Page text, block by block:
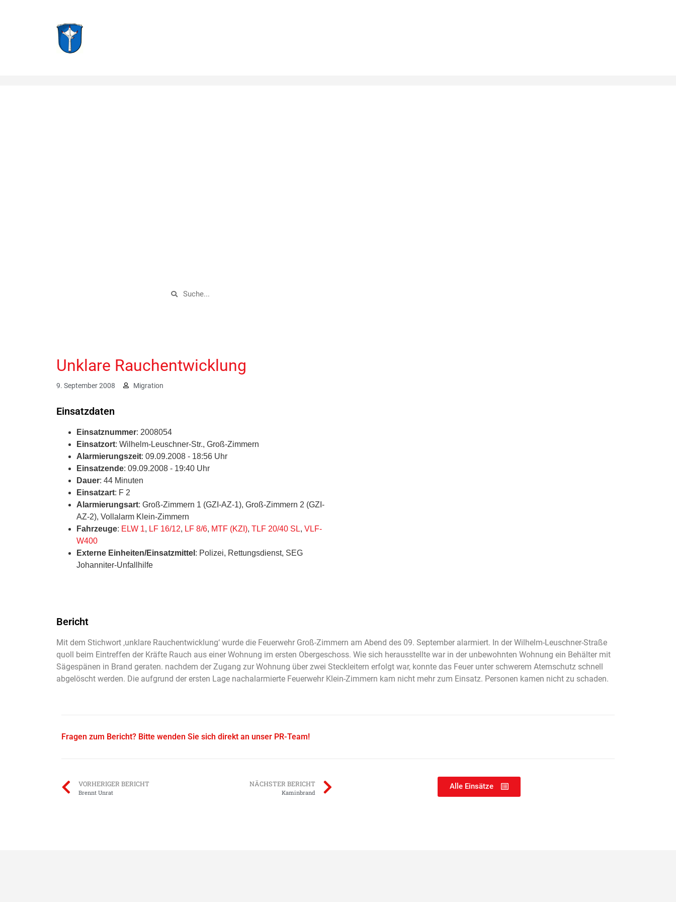
Unklare Rauchentwicklung
9. September 2008 Migration
Einsatzdaten
Einsatznummer: 2008054
Einsatzort: Wilhelm-Leuschner-Str., Groß-Zimmern
Alarmierungszeit: 09.09.2008 - 18:56 Uhr
Einsatzende: 09.09.2008 - 19:40 Uhr
Dauer: 44 Minuten
Einsatzart: F 2
Alarmierungsart: Groß-Zimmern 1 (GZI-AZ-1), Groß-Zimmern 2 (GZI-
AZ-2), Vollalarm Klein-Zimmern
Fahrzeuge: ELW 1, LF 16/12, LF 8/6, MTF (KZI), TLF 20/40 SL, VLF-
W400
Externe Einheiten/Einsatzmittel : Polizei, Rettungsdienst, SEG
Johanniter-Unfallhilfe
Bericht
Mit dem Stichwort ‚unklare Rauchentwicklung‘ wurde die Feuerwehr Groß-Zimmern am Abend des 09. September alarmiert. In der Wilhelm-Leuschner-Straße
quoll beim Eintreffen der Kräfte Rauch aus einer Wohnung im ersten Obergeschoss. Wie sich herausstellte war in der unbewohnten Wohnung ein Behälter mit
Sägespänen in Brand geraten. nachdem der Zugang zur Wohnung über zwei Steckleitern erfolgt war, konnte das Feuer unter schwerem Atemschutz schnell
abgelöscht werden. Die aufgrund der ersten Lage nachalarmierte Feuerwehr Klein-Zimmern kam nicht mehr zum Einsatz. Personen kamen nicht zu schaden.
Fragen zum Bericht? Bitte wenden Sie sich direkt an unser PR-Team!
VORHERIGER BERICHT
Brennt Unrat
NÄCHSTER BERICHT
Kaminbrand
Alle Einsätze